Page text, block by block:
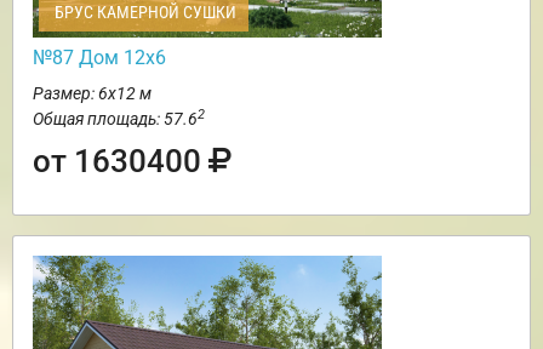
БРУС КАМЕРНОЙ СУШКИ
№87 Дом 12х6
Размер: 6х12 м
Общая площадь: 57.62
от 1630400